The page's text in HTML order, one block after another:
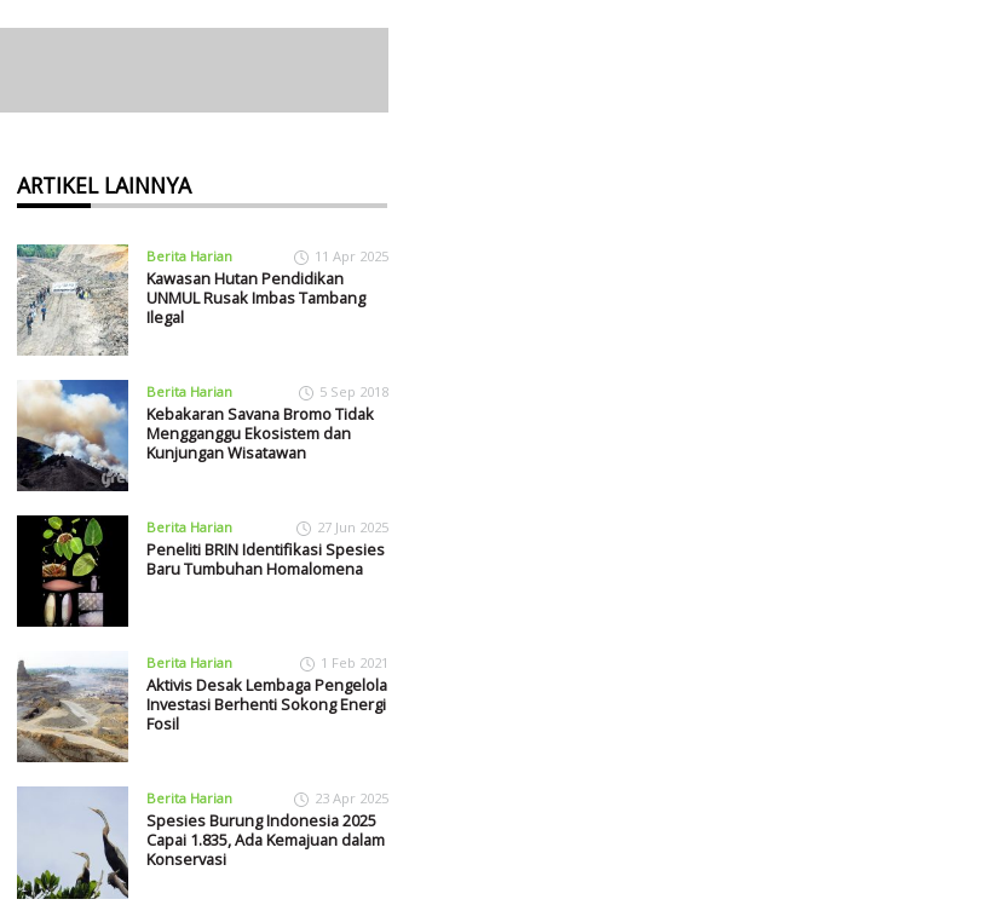
ARTIKEL LAINNYA
Berita Harian 11 Apr 2025
Kawasan Hutan Pendidikan
UNMUL Rusak Imbas Tambang
Ilegal
Berita Harian 5 Sep 2018
Kebakaran Savana Bromo Tidak
Mengganggu Ekosistem dan
Kunjungan Wisatawan
Berita Harian 27 Jun 2025
Peneliti BRIN Identifikasi Spesies
Baru Tumbuhan Homalomena
Berita Harian 1 Feb 2021
Aktivis Desak Lembaga Pengelola
Investasi Berhenti Sokong Energi
Fosil
Berita Harian 23 Apr 2025
Spesies Burung Indonesia 2025
Capai 1.835, Ada Kemajuan dalam
Konservasi